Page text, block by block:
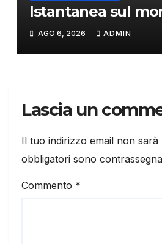
Istantanea sul
AGO 6, 2026 ADMIN
Lascia un
Il tuo indirizzo email non sarà
obbligatori sono
Commento *